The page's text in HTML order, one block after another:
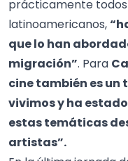
prácticamente todos
latinoamericanos,
que lo han
migración”. Para
cine también es
vivimos y ha
estas temáticas
artistas”.